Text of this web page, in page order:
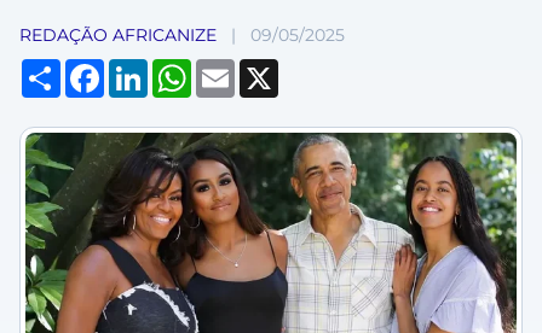
REDAÇÃO AFRICANIZE | 09/05/2025
Compartilhar
Facebook
LinkedInWhatsApp
Email